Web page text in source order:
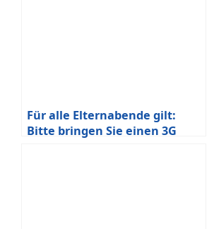
Für alle Elternabende gilt:
Bitte bringen Sie einen 3G